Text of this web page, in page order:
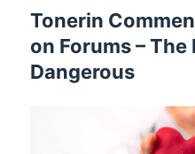
Tonerin
on Forums–The
Dangerous